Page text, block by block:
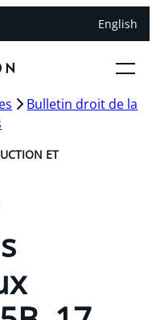
English
Bulletin droit de la
ET